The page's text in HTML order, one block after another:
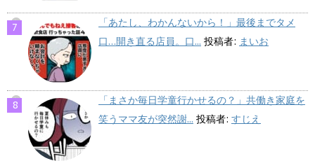
「あたし、わかんないから！」最後までタメ
口…開き直る店員。口... 投稿者: まいお
「まさか毎日学童行かせるの？」共働き家庭を
笑うママ友が突然謝... 投稿者: すじえ